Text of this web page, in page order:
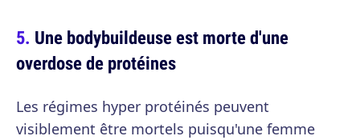
Une bodybuildeuse est morte d'une
overdose de protéines
Les régimes hyper protéinés peuvent
visiblement être mortels puisqu'une femme